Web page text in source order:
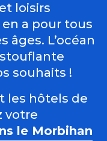
loisirs
a pour tous
âges. L’océan
souhaits !
les hôtels de
votre
le Morbihan